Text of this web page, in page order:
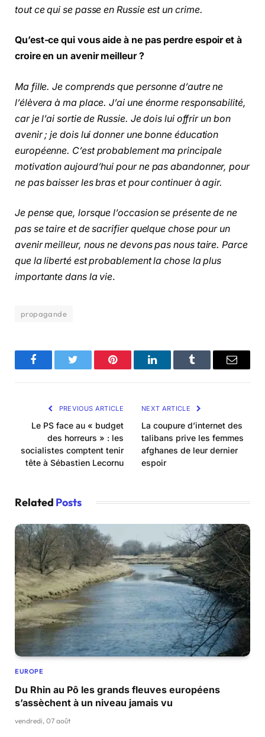
tout ce qui se passe en Russie est un crime.
Qu’est-ce qui vous aide à ne pas perdre espoir et à
croire en un avenir meilleur ?
Ma fille. Je comprends que personne d’autre ne
l’élèvera à ma place. J’ai une énorme responsabilité,
car je l’ai sortie de Russie. Je dois lui offrir un bon
avenir ; je dois lui donner une bonne éducation
européenne. C’est probablement ma principale
motivation aujourd’hui pour ne pas abandonner, pour
ne pas baisser les bras et pour continuer à agir.
Je pense que, lorsque l’occasion se présente de ne
pas se taire et de sacrifier quelque chose pour un
avenir meilleur, nous ne devons pas nous taire. Parce
que la liberté est probablement la chose la plus
importante dans la vie.
propagande
FacebookTwitter Pinterest LinkedInTumblr Email
PREVIOUS ARTICLE
Le PS face au « budget
des horreurs » : les
socialistes comptent tenir
tête à Sébastien Lecornu
NEXT ARTICLE
La coupure d’internet des
talibans prive les femmes
afghanes de leur dernier
espoir
Related Posts
EUROPE
Du Rhin au Pô les grands fleuves européens
s’assèchent à un niveau jamais vu
vendredi, 07 août